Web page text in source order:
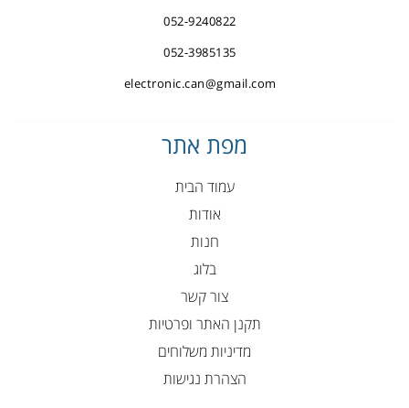
052-9240822
052-3985135
electronic.can@gmail.com
מפת אתר
עמוד הבית
אודות
חנות
בלוג
צור קשר
תקנן האתר ופרטיות
מדיניות משלוחים
הצהרת נגישות